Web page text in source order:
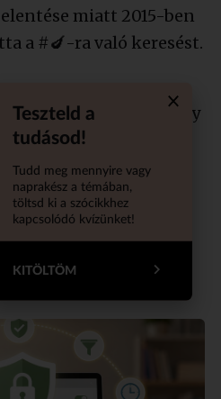
miatt 2015-ben
a #🍆-ra való keresést.
Főzhetnénk együtt egy
paellát. 🍑🍆”
Quiz
Teszteld a
tudásod!
Tudd meg mennyire vagy
naprakész a témában,
töltsd ki a szócikkhez
kapcsolódó kvízünket!
KITÖLTÖM
szakértőnkkel!